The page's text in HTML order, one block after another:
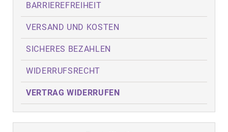
BARRIEREFREIHEIT
VERSAND UND KOSTEN
SICHERES BEZAHLEN
WIDERRUFSRECHT
VERTRAG WIDERRUFEN